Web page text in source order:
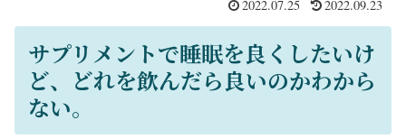
2022.07.25 2022.09.23
サプリメントで睡眠を良くしたいけ
ど、どれを飲んだら良いのかわから
ない。